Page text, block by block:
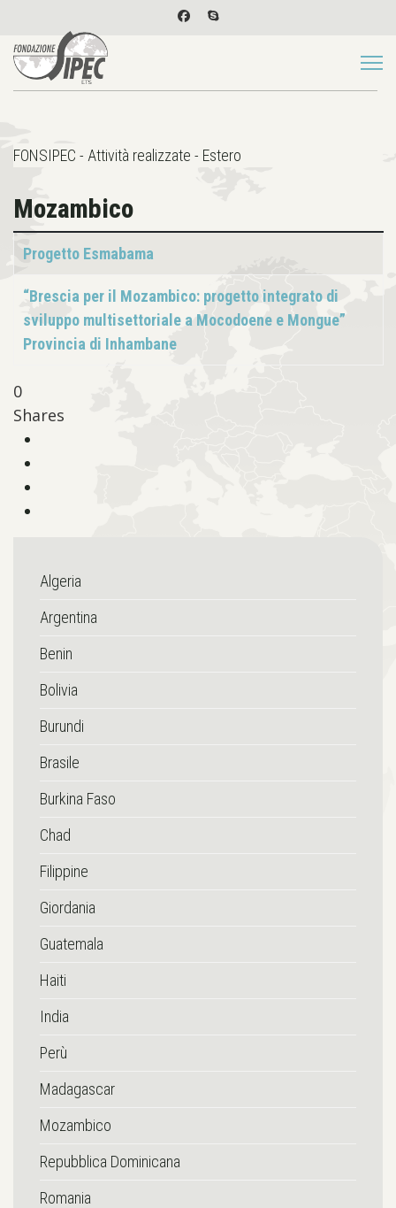
FONSIPEC - Attività realizzate - Estero
Mozambico
Titolo
Progetto Esmabama
“Brescia per il Mozambico: progetto integrato di
sviluppo multisettoriale a Mocodoene e Mongue”
Provincia di Inhambane
0
Shares
Algeria
Argentina
Benin
Bolivia
Burundi
Brasile
Burkina Faso
Chad
Filippine
Giordania
Guatemala
Haiti
India
Perù
Madagascar
Mozambico
Repubblica Dominicana
Romania